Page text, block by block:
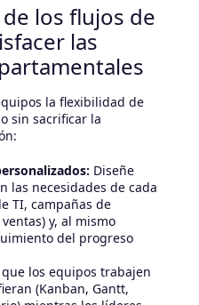
los flujos de
las
la flexibilidad de
sin sacrificar la
Diseñe
las necesidades de cada
TI, campañas de
y, al mismo
del progreso
que los equipos trabajen
(Kanban, Gantt,